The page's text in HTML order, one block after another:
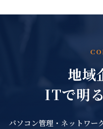
地域
ITで明
パソコン管理・ネットワー